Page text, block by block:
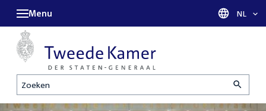
Zoeken
Menu Taal
NL